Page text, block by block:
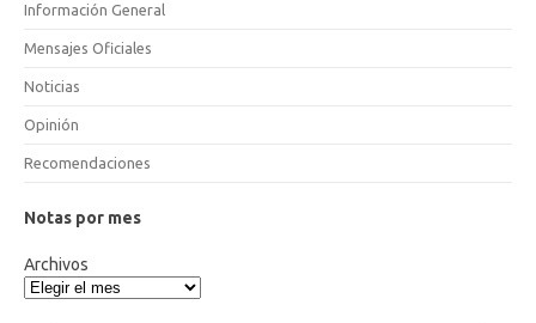
Información General
Mensajes Oficiales
Noticias
Opinión
Recomendaciones
Notas por mes
Archivos